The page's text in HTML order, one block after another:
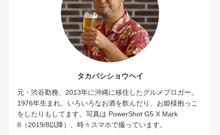
タカバシショウヘイ
元・渋谷勤務、2013年に沖縄に移住したグルメブロガー。
1976年生まれ。いろいろなお酒を飲んだり、お姫様抱っこ
をしたりもしてます。写真は PowerShot G5 X Mark
II（2019/8以降）、時々スマホで撮っています。